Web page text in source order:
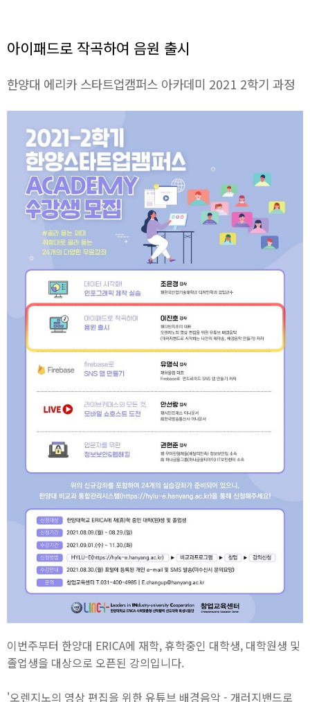
아이패드로 작곡하여 음원 출시
한양대 에리카 스타트업캠퍼스 아카데미 2021 2학기 과정
이번주부터 한양대 ERICA에 재학, 휴학중인 대학생, 대학원생 및
졸업생을 대상으로 오픈된 강의입니다.
'오렌지노의 영상 편집을 위한 유튜브 배경음악 - 개러지밴드로